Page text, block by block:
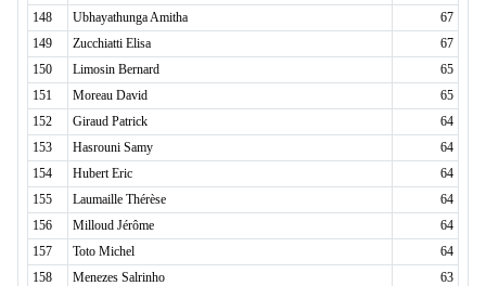
148
Ubhayathunga Amitha
67
149
Zucchiatti Elisa
67
150
Limosin Bernard
65
151
Moreau David
65
152
Giraud Patrick
64
153
Hasrouni Samy
64
154
Hubert Eric
64
155
Laumaille Thérèse
64
156
Milloud Jérôme
64
157
Toto Michel
64
158
Menezes Salrinho
63